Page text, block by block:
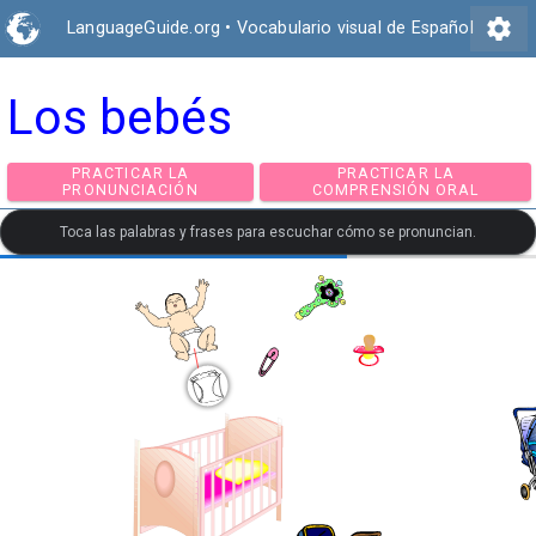
LanguageGuide.org • Vocabulario visual de Español settings
Los bebés
PRACTICAR LA
PRONUNCIACIÓN
PRACTICAR LA
COMPRENSIÓN
Toca las palabras y frases para escuchar cómo se pronuncian.